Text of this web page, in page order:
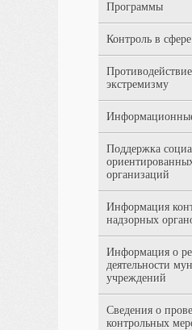
Программы
Контроль в
экстремизму
Поддержка
организаций
Информация
надзорных
Информация о
деятельности
учреждений
Сведения о
контрольных